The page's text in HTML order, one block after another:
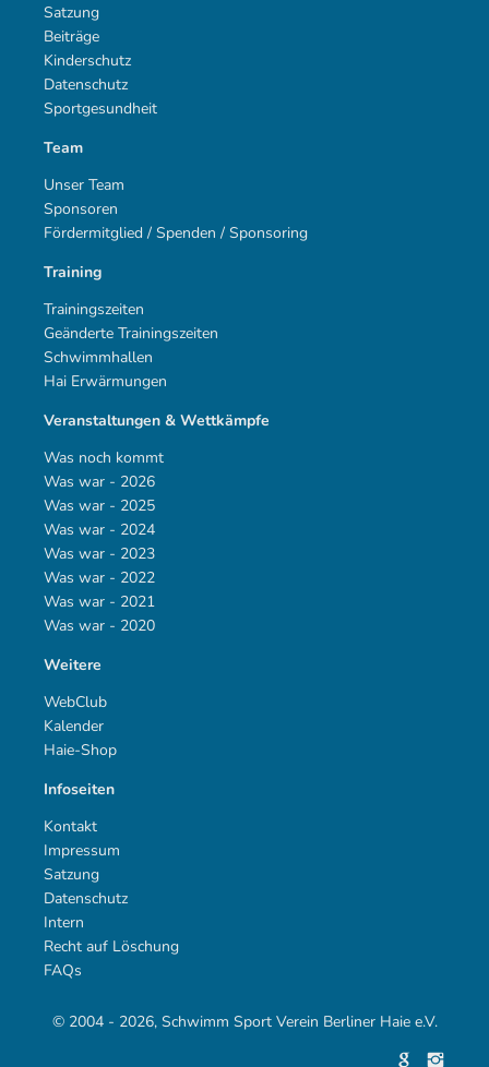
Satzung
Beiträge
Kinderschutz
Datenschutz
Sportgesundheit
Team
Unser Team
Sponsoren
Fördermitglied / Spenden / Sponsoring
Training
Trainingszeiten
Geänderte Trainingszeiten
Schwimmhallen
Hai Erwärmungen
Veranstaltungen & Wettkämpfe
Was noch kommt
Was war - 2026
Was war - 2025
Was war - 2024
Was war - 2023
Was war - 2022
Was war - 2021
Was war - 2020
Weitere
WebClub
Kalender
Haie-Shop
Infoseiten
Kontakt
Impressum
Satzung
Datenschutz
Intern
Recht auf Löschung
FAQs
© 2004 - 2026, Schwimm Sport Verein Berliner Haie e.V.